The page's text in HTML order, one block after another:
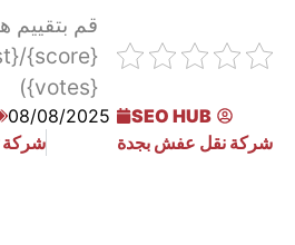
قم بتقييم
{votes})
SEO HUB
08/08/2025
شركة نقل عفش بجدة